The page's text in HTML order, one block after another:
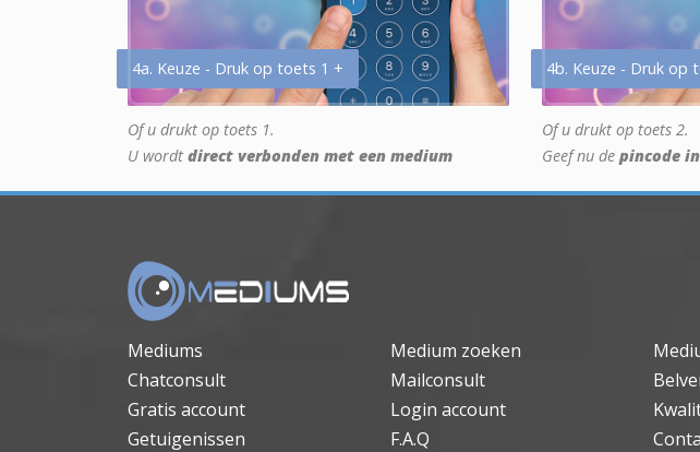
4a. Keuze - Druk op toets 1 +
Of u drukt op toets 1.
U wordt direct verbonden met een medium
4b. Keuze - Druk op
Of u drukt op toets 2.
Geef nu de pincode
Mediums Medium zoeken
Chatconsult
Mailconsult
Gratis account
Login account
Getuigenissen
F.A.Q